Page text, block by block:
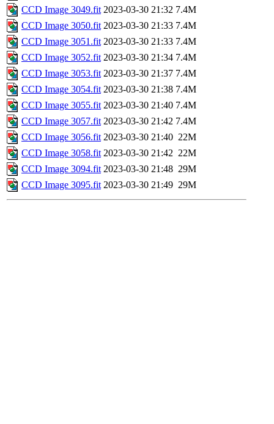
CCD Image 3049.fit 2023-03-30 21:32 7.4M
CCD Image 3050.fit 2023-03-30 21:33 7.4M
CCD Image 3051.fit 2023-03-30 21:33 7.4M
CCD Image 3052.fit 2023-03-30 21:34 7.4M
CCD Image 3053.fit 2023-03-30 21:37 7.4M
CCD Image 3054.fit 2023-03-30 21:38 7.4M
CCD Image 3055.fit 2023-03-30 21:40 7.4M
CCD Image 3057.fit 2023-03-30 21:42 7.4M
CCD Image 3056.fit 2023-03-30 21:40 22M
CCD Image 3058.fit 2023-03-30 21:42 22M
CCD Image 3094.fit 2023-03-30 21:48 29M
CCD Image 3095.fit 2023-03-30 21:49 29M